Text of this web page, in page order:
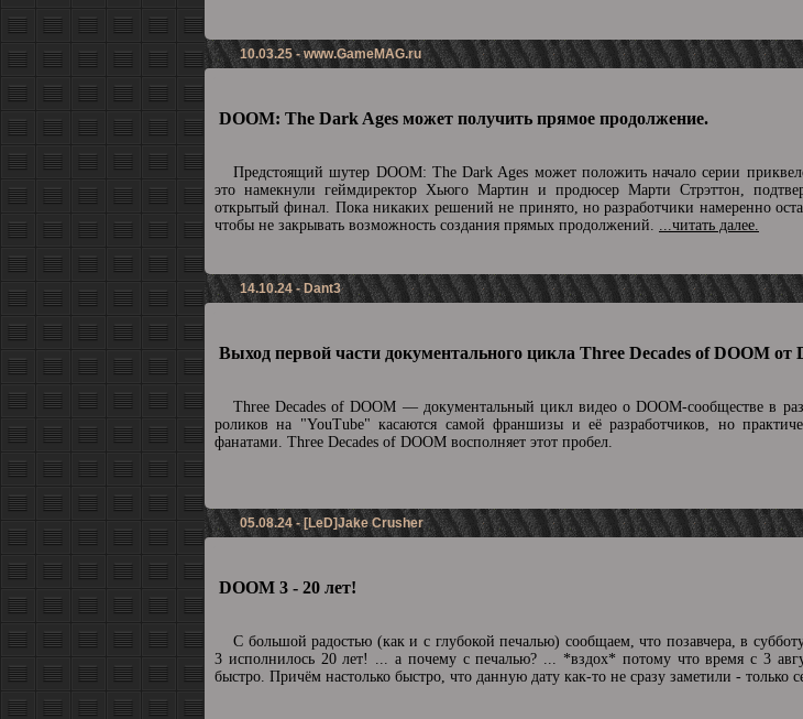
10.03.25 -www.GameMAG.ru
DOOM: The Dark Ages может получить прямое продолжение.
Предстоящий шутер DOOM: The Dark Ages может положить начало серии
это намекнули геймдиректор Хьюго Мартин и продюсер Марти Стрэттон,
открытый финал. Пока никаких решений не принято, но разработчики намеренно
чтобы не закрывать возможность создания прямых продолжений. ...читать далее.
14.10.24 - Dant3
Выход первой части документального цикла Three Decades of DOOM от
Three Decades of DOOM — документальный цикл видео о DOOM-сообществе в
роликов на "YouTube" касаются самой франшизы и её разработчиков, но
фанатами. Three Decades of DOOM восполняет этот пробел.
05.08.24 - [LeD]Jake Crusher
DOOM 3 - 20 лет!
С большой радостью (как и с глубокой печалью) сообщаем, что позавчера, в
3 исполнилось 20 лет! ... а почему с печалью? ... *вздох* потому что время с 3
быстро. Причём настолько быстро, что данную дату как-то не сразу заметили - только